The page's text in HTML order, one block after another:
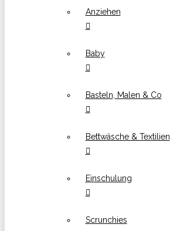
Anziehen
Baby
Basteln, Malen & Co
Bettwäsche & Textilien
Einschulung
Scrunchies